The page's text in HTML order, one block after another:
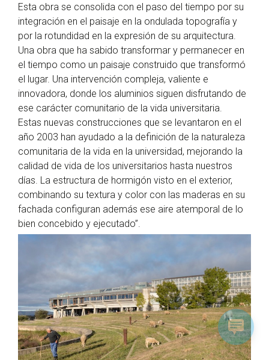
Esta obra se consolida con el paso del tiempo por su
integración en el paisaje en la ondulada topografía y
por la rotundidad en la expresión de su arquitectura.
Una obra que ha sabido transformar y permanecer en
el tiempo como un paisaje construido que transformó
el lugar. Una intervención compleja, valiente e
innovadora, donde los aluminios siguen disfrutando de
ese carácter comunitario de la vida universitaria.
Estas nuevas construcciones que se levantaron en el
año 2003 han ayudado a la definición de la naturaleza
comunitaria de la vida en la universidad, mejorando la
calidad de vida de los universitarios hasta nuestros
días. La estructura de hormigón visto en el exterior,
combinando su textura y color con las maderas en su
fachada configuran además ese aire atemporal de lo
bien concebido y ejecutado”.